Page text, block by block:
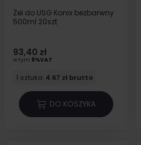
Żel do USG Konix bezbarwny
500ml 20szt
93,40 zł
w tym 8%VAT
1 sztuka: 4.67 zł brutto
DO KOSZYKA